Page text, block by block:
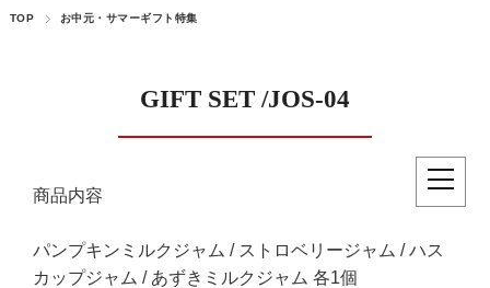
TOP お中元・サマーギフト特集
GIFT SET /JOS-04
商品内容
パンプキンミルクジャム / ストロベリージャム / ハス
カップジャム / あずきミルクジャム 各1個